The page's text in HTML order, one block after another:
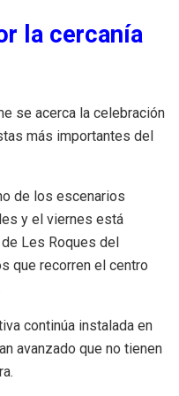
la cercanía
se acerca la celebración
más importantes del
de los escenarios
y el viernes está
Les Roques del
que recorren el centro
continúa instalada en
avanzado que no tienen